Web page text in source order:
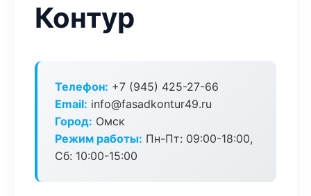
Контур
Телефон: +7 (945) 425-27-66
Email: info@fasadkontur49.ru
Город: Омск
Режим работы: Пн-Пт: 09:00-18:00,
Сб: 10:00-15:00